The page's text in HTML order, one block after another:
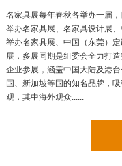
名家具展每年春秋各举办一届
举办名家具展、名家具设计展
举办名家具展、中国（东莞）
展，多展同期是组委会全力打
企业参展，涵盖中国大陆及港
国、新加坡等国的知名品牌，
观，其中海外观众......